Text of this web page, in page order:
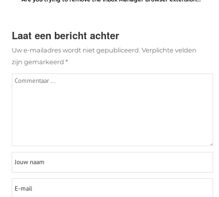
Laat een bericht achter
Uw e-mailadres wordt niet gepubliceerd. Verplichte velden
zijn gemarkeerd *